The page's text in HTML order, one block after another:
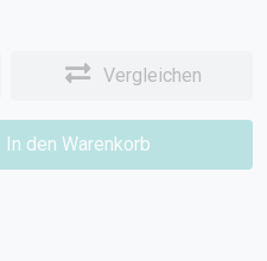
Vergleichen
In den Warenkorb